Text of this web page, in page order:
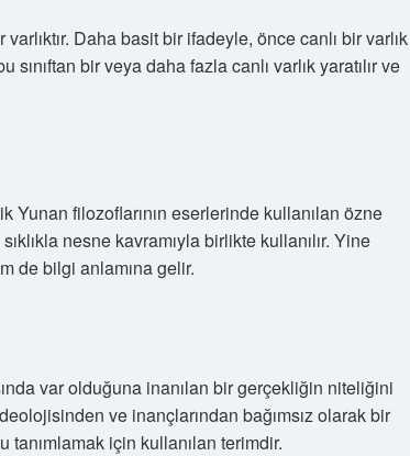
Daha basit bir ifadeyle, önce canlı bir varlık
sınıftan bir veya daha fazla canlı varlık yaratılır ve
filozoflarının eserlerinde kullanılan özne
nesne kavramıyla birlikte kullanılır. Yine
de bilgi anlamına gelir.
var olduğuna inanılan bir gerçekliğin niteliğini
ve inançlarından bağımsız olarak bir
için kullanılan terimdir.